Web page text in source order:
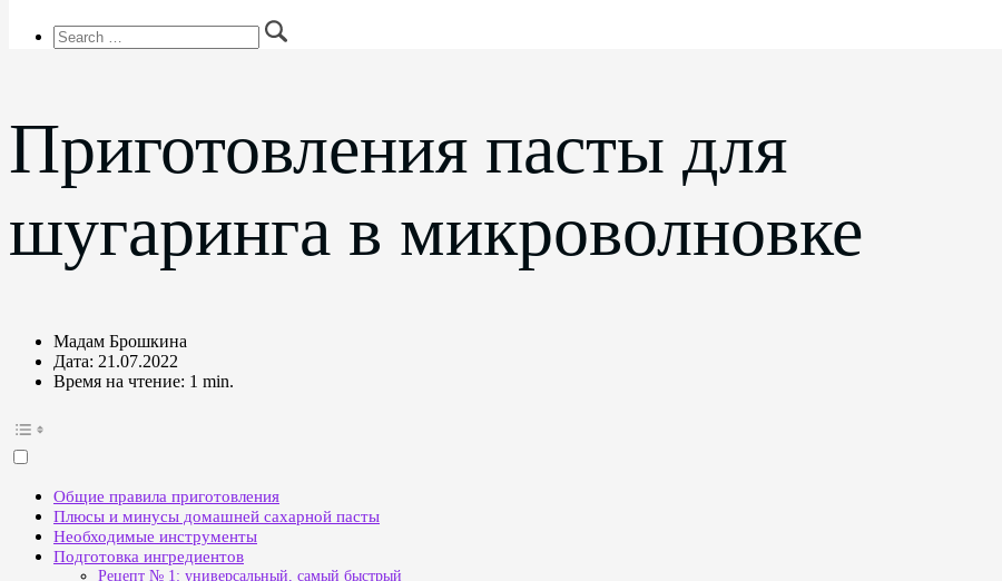
Приготовления пасты для
шугаринга в микроволновке
Мадам Брошкина
Дата: 21.07.2022
Время на чтение: 1 min.
Общие правила приготовления
Плюсы и минусы домашней сахарной пасты
Необходимые инструменты
Подготовка ингредиентов
Рецепт № 1: универсальный, самый быстрый